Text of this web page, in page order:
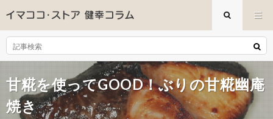
甘糀を使ってGOOD！ぶりの甘糀幽庵
焼き